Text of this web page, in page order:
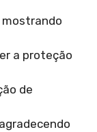
mostrando
a proteção
de